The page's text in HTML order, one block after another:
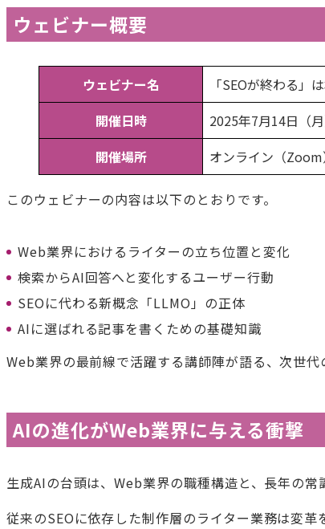
ウェビナー概要
ウェビナー名
「SEOが終わる」
開催日時
2025年7月14日（
開催場所
オンライン（Zoom
このウェビナーの内容は以下のとおりです。
Web業界におけるライターの立ち位置と変化
検索からAI回答へと変化するユーザー行動
SEOに代わる新概念「LLMO」の正体
AIに選ばれる記事を書くための基礎知識
Web業界の最前線で活躍する講師陣が語る、次世代
AIの進化がWeb業界に与える衝撃
生成AIの台頭は、Web業界の職種構造と、長年の
従来のSEOに依存した制作層のライター業務は変